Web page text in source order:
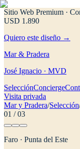
Sitio Web Premium ·
USD 1.890
Quiero este diseño →
Mar & Pradera
José Ignacio · MVD
SelecciónConcierge
Visita privada
Mar y Pradera/Selección
01 /03
Faro · Punta del Este